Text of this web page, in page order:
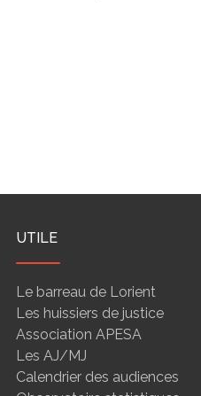
UTILE
Le barreau de Lorient
Les huissiers de justice
Association APESA
Les AJ/MJ
Calendrier des audiences